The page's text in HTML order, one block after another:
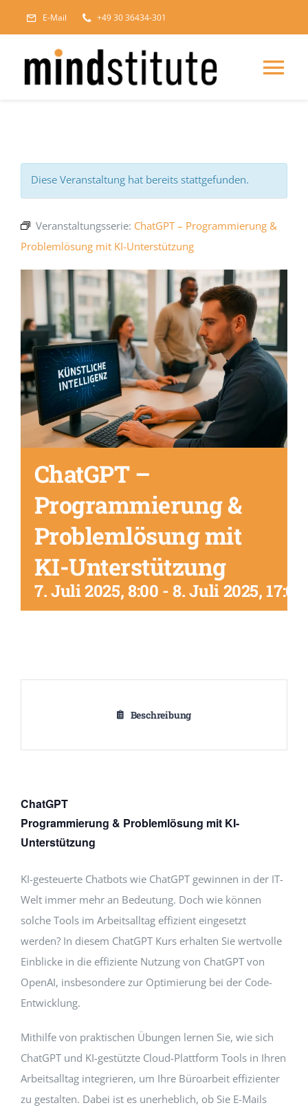
E-Mail +49 30 36434-301
Diese Veranstaltung hat bereits stattgefunden.
Veranstaltungsserie: ChatGPT – Programmierung &
Problemlösung mit KI-Unterstützung
ChatGPT –
Programmierung &
Problemlösung mit
KI-Unterstützung
7. Juli 2025, 8:00 -8. Juli 2025, 17:00
Beschreibung
ChatGPT
Programmierung & Problemlösung mit KI-
Unterstützung
KI-gesteuerte Chatbots wie ChatGPT gewinnen in der IT-
Welt immer mehr an Bedeutung. Doch wie können
solche Tools im Arbeitsalltag effizient eingesetzt
werden? In diesem ChatGPT Kurs erhalten Sie wertvolle
Einblicke in die effiziente Nutzung von ChatGPT von
OpenAI, insbesondere zur Optimierung bei der Code-
Entwicklung.
Mithilfe von praktischen Übungen lernen Sie, wie sich
ChatGPT und KI-gestützte Cloud-Plattform Tools in Ihren
Arbeitsalltag integrieren, um Ihre Büroarbeit effizienter
zu gestalten. Dabei ist es unerheblich, ob Sie E-Mails